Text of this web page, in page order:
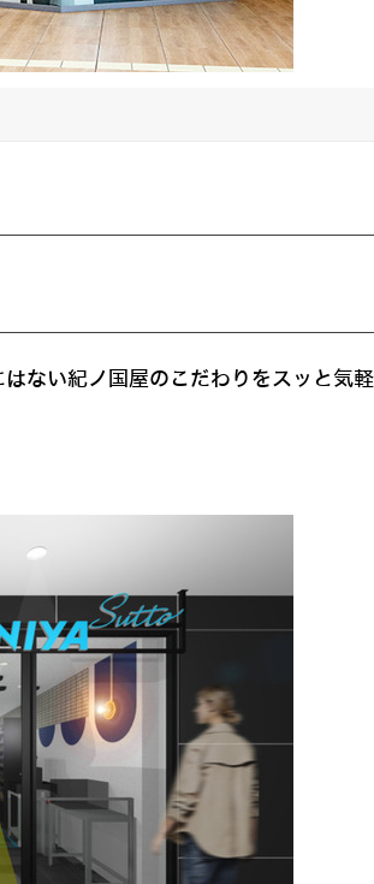
い紀ノ国屋のこだわりをスッと気